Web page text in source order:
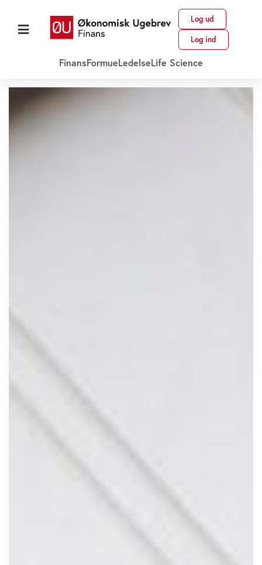
Log ud
Log ind
FinansFormueLedelseLife Science